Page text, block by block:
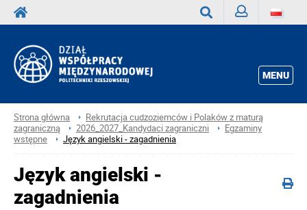
MENU
Strona główna
Rekrutacja cudzoziemców i Polaków z maturą
zagraniczną
2026_2027_Kandydaci zagraniczni
Egzaminy
wstępne
Język angielski - zagadnienia
Język angielski -
zagadnienia